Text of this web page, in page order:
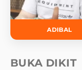
ADIBAL
BUKA DIKIT